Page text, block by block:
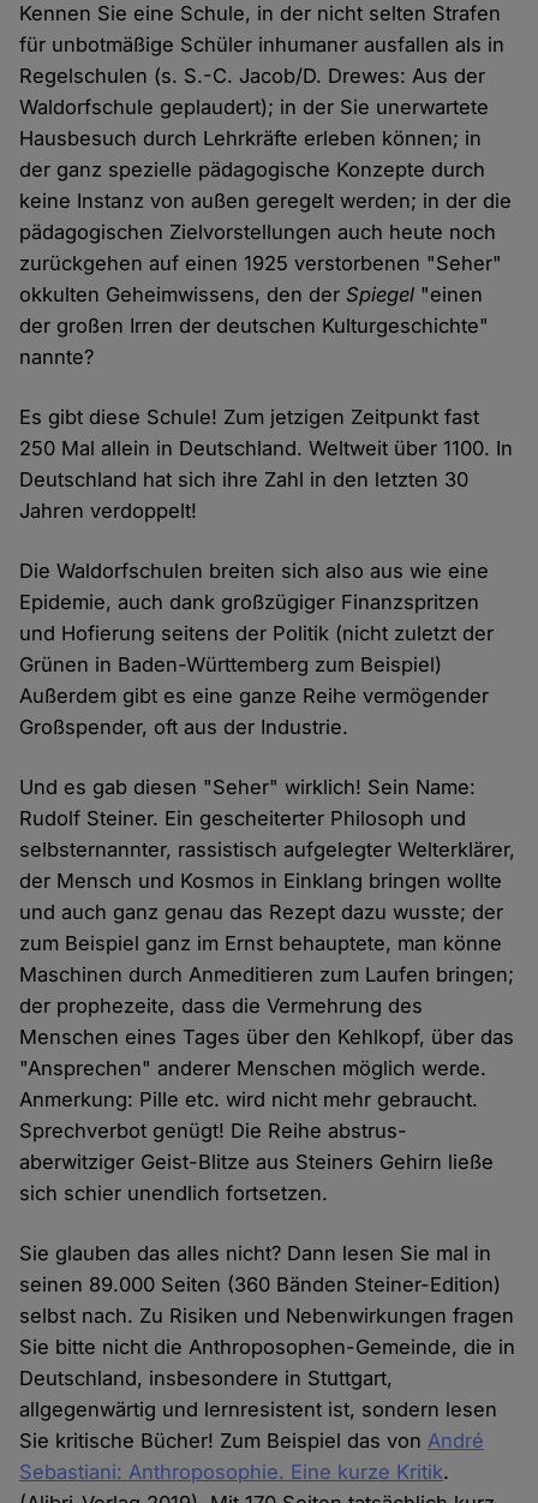
Kennen Sie eine Schule, in der nicht selten Strafen
für unbotmäßige Schüler inhumaner ausfallen als in
Regelschulen (s. S.-C. Jacob/D. Drewes: Aus der
Waldorfschule geplaudert); in der Sie unerwartete
Hausbesuch durch Lehrkräfte erleben können; in
der ganz spezielle pädagogische Konzepte durch
keine Instanz von außen geregelt werden; in der die
pädagogischen Zielvorstellungen auch heute noch
zurückgehen auf einen 1925 verstorbenen "Seher"
okkulten Geheimwissens, den derSpiegel "einen
der großen Irren der deutschen Kulturgeschichte"
nannte?
Es gibt diese Schule! Zum jetzigen Zeitpunkt fast
250 Mal allein in Deutschland. Weltweit über 1100. In
Deutschland hat sich ihre Zahl in den letzten 30
Jahren verdoppelt!
Die Waldorfschulen breiten sich also aus wie eine
Epidemie, auch dank großzügiger Finanzspritzen
und Hofierung seitens der Politik (nicht zuletzt der
Grünen in Baden-Württemberg zum Beispiel)
Außerdem gibt es eine ganze Reihe vermögender
Großspender, oft aus der Industrie.
Und es gab diesen "Seher" wirklich! Sein Name:
Rudolf Steiner. Ein gescheiterter Philosoph und
selbsternannter, rassistisch aufgelegter Welterklärer,
der Mensch und Kosmos in Einklang bringen wollte
und auch ganz genau das Rezept dazu wusste; der
zum Beispiel ganz im Ernst behauptete, man könne
Maschinen durch Anmeditieren zum Laufen bringen;
der prophezeite, dass die Vermehrung des
Menschen eines Tages über den Kehlkopf, über das
"Ansprechen" anderer Menschen möglich werde.
Anmerkung: Pille etc. wird nicht mehr gebraucht.
Sprechverbot genügt! Die Reihe abstrus-
aberwitziger Geist-Blitze aus Steiners Gehirn ließe
sich schier unendlich fortsetzen.
Sie glauben das alles nicht? Dann lesen Sie mal in
seinen 89.000 Seiten (360 Bänden Steiner-Edition)
selbst nach. Zu Risiken und Nebenwirkungen fragen
Sie bitte nicht die Anthroposophen-Gemeinde, die in
Deutschland, insbesondere in Stuttgart,
allgegenwärtig und lernresistent ist, sondern lesen
Sie kritische Bücher! Zum Beispiel das vonAndré
Sebastiani: Anthroposophie. Eine kurze Kritik.